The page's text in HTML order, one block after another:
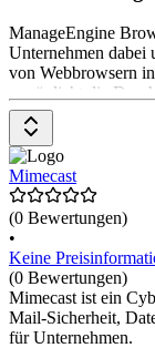
ManageEngine
Unternehmen dabei
von Webbrowsern
ermöglicht die
Verwaltung von
Browsernutzung.
Sicherheit der
beim Anbieter.
Mimecast
(0 Bewertungen)
•
Keine
(0 Bewertungen)
Mimecast ist ein
Mail-Sicherheit,
für Unternehmen.